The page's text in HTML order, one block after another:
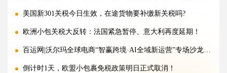
美国新301关税今日生效，在途货物要补缴新关税吗?
欧洲小包关税大反转：法国紧急暂停、意大利再度延期！
百运网|沃尔玛全球电商“智赢跨境·AI全域新运营”专场沙龙圆满收官!
倒计时1天，欧盟小包裹免税政策明日正式取消！